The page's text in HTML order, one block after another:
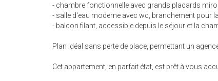
- chambre fonctionnelle avec grands placards
- salle d'eau moderne avec wc, branchement pour
- balcon filant, accessible depuis le séjour et la
Plan idéal sans perte de place, permettant un
Cet appartement, en parfait état, est prêt à vous